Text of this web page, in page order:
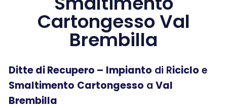
Cartongesso Val
Brembilla
Ditte di Recupero – Impianto di Riciclo e
Smaltimento Cartongesso a Val
Brembilla